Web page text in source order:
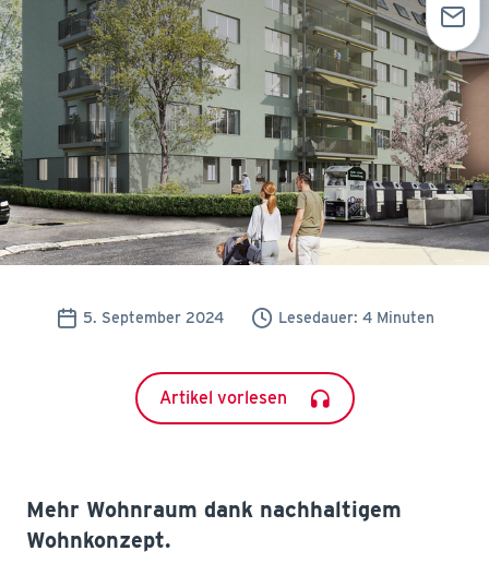
5. September 2024 Lesedauer: 4 Minuten
Artikel vorlesen
Mehr Wohnraum dank nachhaltigem
Wohnkonzept.